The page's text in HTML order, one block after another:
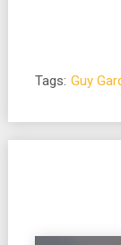
Tags: Guy